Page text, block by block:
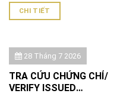
CHI TIẾT
28 Tháng 7 2026
TRA CỨU CHỨNG CHỈ/
VERIFY ISSUED